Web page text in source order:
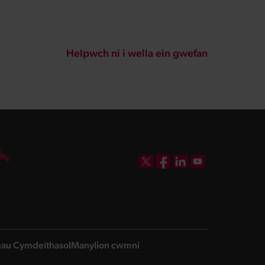
Helpwch ni i wella ein gwefan
CymdeithasolManylion cwmni